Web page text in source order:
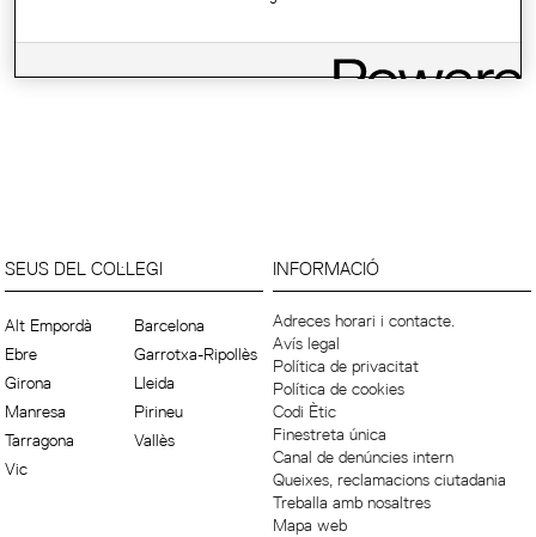
SEUS DEL COL·LEGI
Alt Empordà
Barcelona
Ebre
Garrotxa-Ripollès
Girona
Lleida
Manresa
Pirineu
Tarragona
Vallès
Vic
INFORMACIÓ
Adreces horari i contacte.
Avís legal
Política de privacitat
Política de cookies
Codi Ètic
Finestreta única
Canal de denúncies intern
Queixes, reclamacions ciutadania
Treballa amb nosaltres
Mapa web